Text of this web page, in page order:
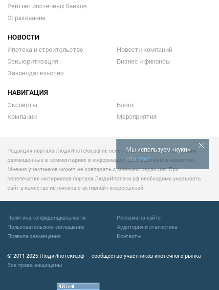
Мы используем «куки»
Что это?
Рейтинг ипотечных банков
Страхование
НОВОСТИ
Ипотека и строительство
Секьюритизация
Законодательство
Новости компаний
Бизнес и финансы
НАВИГАЦИЯ
Эксперты
Компании
Блоги
Мероприятия
Редакция портала ЛюдиИпотеки.рф не несет ответственности за мнения
размещенные в комментариях и информацию, размещенную в новостях.
Мнения участников может не совпадать с мнением редакции. При
перепечатке материалов портала ЛюдиИпотеки.рф необходимо указывать
сайт в качестве источника с активной гиперссылкой.
© 2011-2025 ЛюдиИпотеки.рф — сообщество участников ипотечного рынка
Все права защищены
Политика конфиденциальности
Пользовательское соглашение
Правила размещения
Реклама на сайте
Аудитория и статистика
Контакты